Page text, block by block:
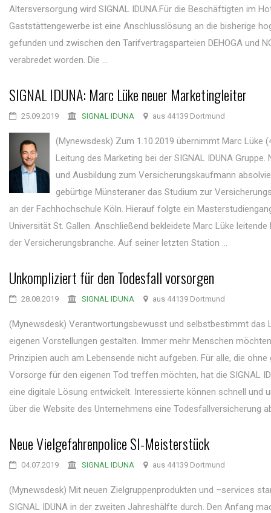
Altersversorgung wird SIGNAL IDUNA.Für die Beschäftigten im
Gaststättengewerbe ist eine Anschlusslösung an die bisherige
gefunden und zwischen den Tarifvertragsparteien DEHOGA und
verabredet worden. Die ...
SIGNAL IDUNA: Marc Lüke neuer Marketingleiter
25.09.2019 SIGNAL IDUNA aus 44139 Dortmund
(Mynewsdesk) Zum 1.10.2019 übernimmt Marc Lüke
Leitung des Marketing bei der SIGNAL IDUNA Gruppe.
und Ausbildung zum Versicherungskaufmann
gebürtige Münsteraner das Studium zur
an der Fachhochschule Köln. Hierauf folgte ein
Universität St. Gallen. Anschließend bekleidete Marc Lüke
der Versicherungsbranche. Auf seiner letzten Station ...
Unkompliziert für den Todesfall vorsorgen
28.08.2019 SIGNAL IDUNA aus 44139 Dortmund
(Mynewsdesk) Verantwortungsbewusst und selbstbestimmt das
eigenen Vorstellungen gestalten. Immer mehr Menschen
Prinzipien auch am Lebensende nicht aufgeben. Für alle, die
Vorsorge für den eigenen Tod treffen möchten, hat die SIGNAL
eine digitale Lösung entwickelt. Interessierte können schnell und
über die Website des Unternehmens eine Todesfallversicherung
Neue Vielgefahrenpolice SI-Meisterstück
04.07.2019 SIGNAL IDUNA aus 44139 Dortmund
(Mynewsdesk) Mit neuen Zielgruppenprodukten und –services
SIGNAL IDUNA in der zweiten Jahreshälfte durch. Den Anfang